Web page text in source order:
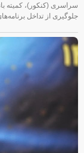
سراسری (کنکور)، کمیته
جلوگیری از تداخل برنامه‌های